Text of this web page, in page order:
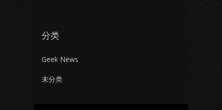
分类
Geek News
未分类